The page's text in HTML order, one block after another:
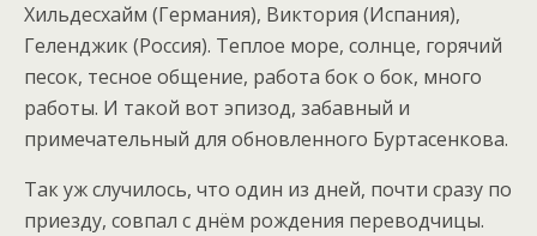
Хильдесхайм (Германия), Виктория (Испания),
Геленджик (Россия). Теплое море, солнце, горячий
песок, тесное общение, работа бок о бок, много
работы. И такой вот эпизод, забавный и
примечательный для обновленного Буртасенкова.
Так уж случилось, что один из дней, почти сразу по
приезду, совпал с днём рождения переводчицы.